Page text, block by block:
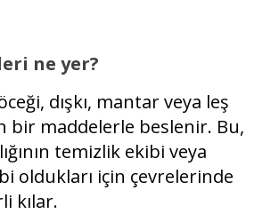
ne yer?
dışkı, mantar veya leş
bir maddelerle beslenir. Bu,
temizlik ekibi veya
oldukları için çevrelerinde
kılar.